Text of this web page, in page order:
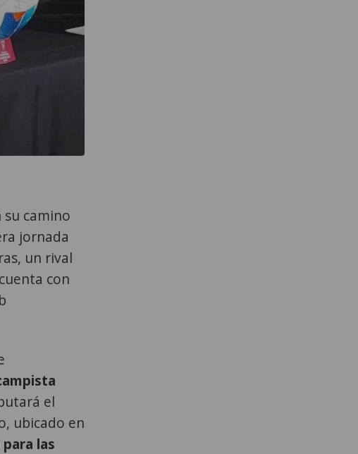
camino
jornada
un rival
con
el
ubicado en
las